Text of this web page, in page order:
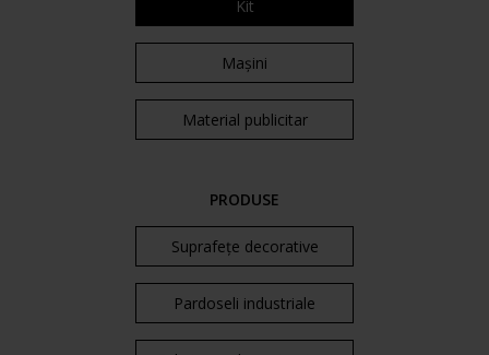
Kit
Mașini
Material publicitar
PRODUSE
Suprafețe decorative
Pardoseli industriale